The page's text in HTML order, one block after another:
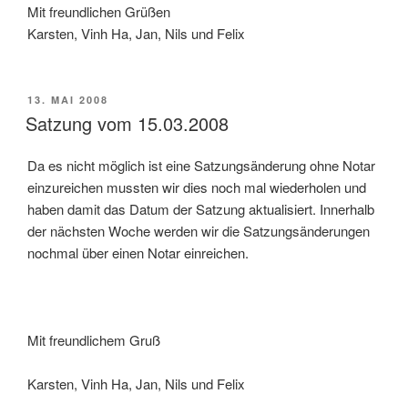
Mit freundlichen Grüßen
Karsten, Vinh Ha, Jan, Nils und Felix
VERÖFFENTLICHT
AM
13. MAI 2008
Satzung vom 15.03.2008
Da es nicht möglich ist eine Satzungsänderung ohne Notar
einzureichen mussten wir dies noch mal wiederholen und
haben damit das Datum der Satzung aktualisiert. Innerhalb
der nächsten Woche werden wir die Satzungsänderungen
nochmal über einen Notar einreichen.
Mit freundlichem Gruß
Karsten, Vinh Ha, Jan, Nils und Felix